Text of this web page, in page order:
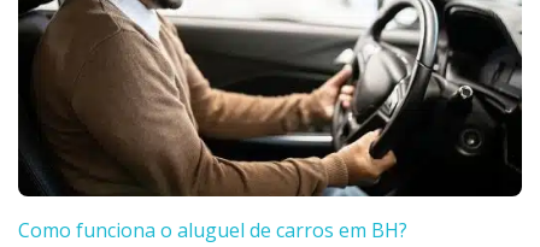
Como funciona o aluguel de carros em BH?